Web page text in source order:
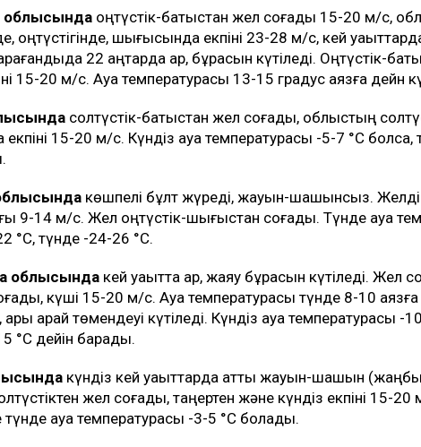
облысында оңтүстік-батыстан жел соғады 15-20 м/с,
оңтүстігінде, шығысында екпіні 23-28 м/с, кей
22 қаңтарда қар, бұрқасын күтіледі. Оңтүстік-
15-20 м/с. Ауа температурасы 13-15 градус аязға дейн
солтүстік-батыстан жел соғады, облыстың
15-20 м/с. Күндіз ауа температурасы -5-7 °C болса,
көшпелі бұлт жүреді, жауын-шашынсыз.
9-14 м/с. Жел оңтүстік-шығыстан соғады. Түнде ауа
°C, түнде -24-26 °C.
облысында кей уақытта қар, жаяу бұрқасын күтіледі. Жел
күші 15-20 м/с. Ауа температурасы түнде 8-10 аязға
қарай төмендеуі күтіледі. Күндіз ауа температурасы -
°C дейін барады.
күндіз кей уақыттарда қатты жауын-шашын
жел соғады, таңертен және күндіз екпіні 15-
түнде ауа температурасы -3-5 °C болады.